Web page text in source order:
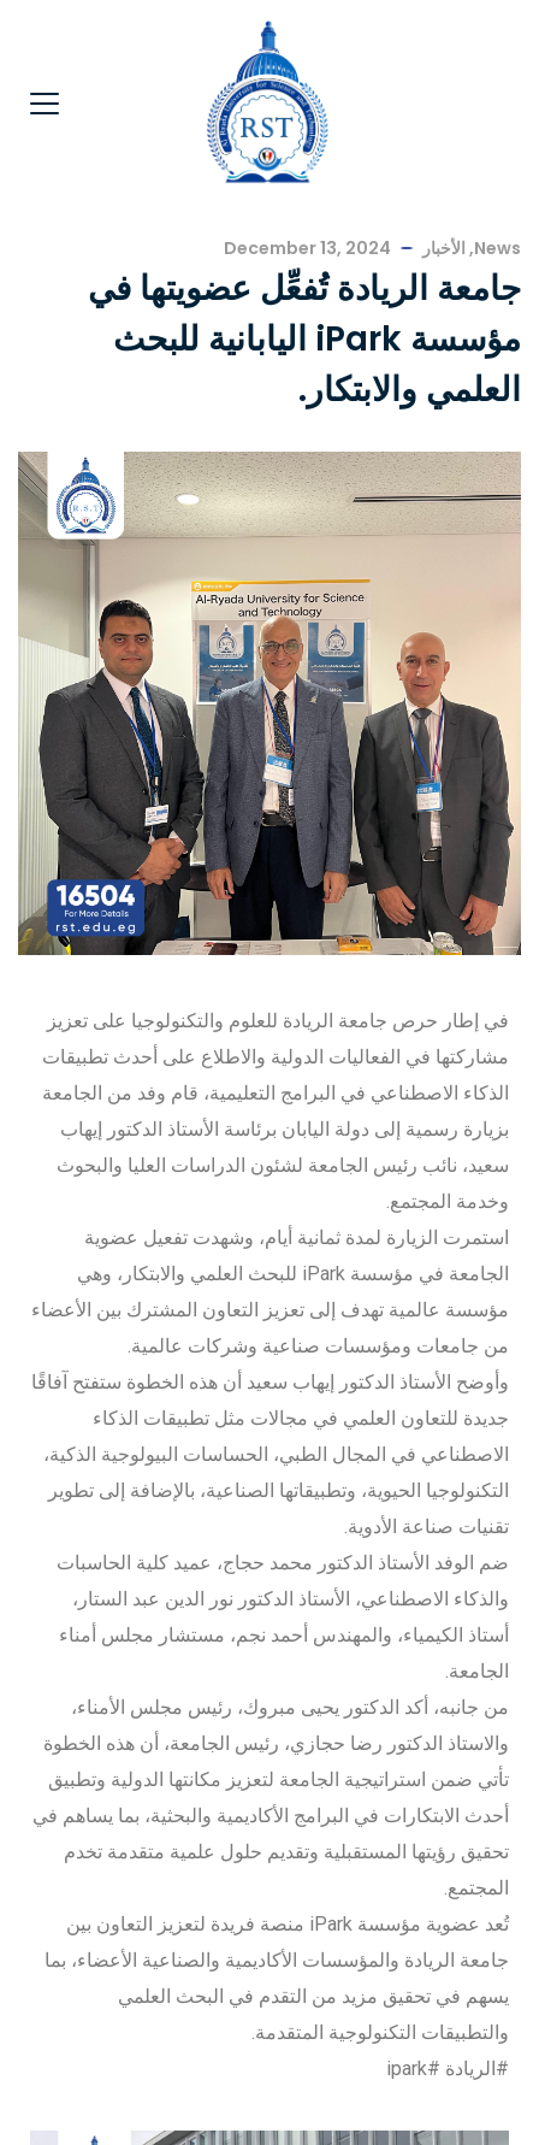
News
, الأخبار December 13, 2024
جامعة الريادة تُفعِّل عضويتها في
مؤسسة iPark اليابانية للبحث
العلمي والابتكار.
في إطار حرص جامعة الريادة للعلوم والتكنولوجيا على تعزيز
مشاركتها في الفعاليات الدولية والاطلاع على أحدث تطبيقات
الذكاء الاصطناعي في البرامج التعليمية، قام وفد من الجامعة
بزيارة رسمية إلى دولة اليابان برئاسة الأستاذ الدكتور إيهاب
سعيد، نائب رئيس الجامعة لشئون الدراسات العليا والبحوث
وخدمة المجتمع.
استمرت الزيارة لمدة ثمانية أيام، وشهدت تفعيل عضوية
الجامعة في مؤسسة iPark للبحث العلمي والابتكار، وهي
مؤسسة عالمية تهدف إلى تعزيز التعاون المشترك بين الأعضاء
من جامعات ومؤسسات صناعية وشركات عالمية.
وأوضح الأستاذ الدكتور إيهاب سعيد أن هذه الخطوة ستفتح آفاقًا
جديدة للتعاون العلمي في مجالات مثل تطبيقات الذكاء
الاصطناعي في المجال الطبي، الحساسات البيولوجية الذكية،
التكنولوجيا الحيوية، وتطبيقاتها الصناعية، بالإضافة إلى تطوير
تقنيات صناعة الأدوية.
ضم الوفد الأستاذ الدكتور محمد حجاج، عميد كلية الحاسبات
والذكاء الاصطناعي، الأستاذ الدكتور نور الدين عبد الستار،
أستاذ الكيمياء، والمهندس أحمد نجم، مستشار مجلس أمناء
الجامعة.
من جانبه، أكد الدكتور يحيى مبروك، رئيس مجلس الأمناء،
والاستاذ الدكتور رضا حجازي، رئيس الجامعة، أن هذه الخطوة
تأتي ضمن استراتيجية الجامعة لتعزيز مكانتها الدولية وتطبيق
أحدث الابتكارات في البرامج الأكاديمية والبحثية، بما يساهم في
تحقيق رؤيتها المستقبلية وتقديم حلول علمية متقدمة تخدم
المجتمع.
تُعد عضوية مؤسسة iPark منصة فريدة لتعزيز التعاون بين
جامعة الريادة والمؤسسات الأكاديمية والصناعية الأعضاء، بما
يسهم في تحقيق مزيد من التقدم في البحث العلمي
والتطبيقات التكنولوجية المتقدمة.
#الريادة #ipark